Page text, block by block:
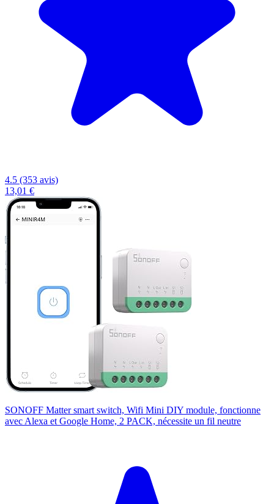
4.5 (353 avis)
13,01 €
SONOFF Matter smart switch, Wifi Mini DIY module, fonctionne
avec Alexa et Google Home, 2 PACK, nécessite un fil neutre